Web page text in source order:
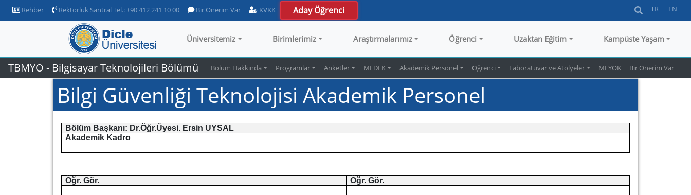
Rehber Rektörlük Santral Tel.: +90 412 241 10 00 Bir Önerim Var KVKK Aday Öğrenci TR EN
Üniversitemiz Birimlerimiz Araştırmalarımız Öğrenci Uzaktan Eğitim Kampüste Yaşam
TBMYO - Bilgisayar Teknolojileri Bölümü Bölüm Hakkında Programlar Anketler MEDEK Akademik Personel Öğrenci Laboratuvar ve Atölyeler MEYOK Bir Önerim Var
Bilgi Güvenliği Teknolojisi Akademik Personel
Bölüm Başkanı: Dr.Öğr.Üyesi. Ersin UYSAL
Akademik Kadro
Öğr. Gör. Öğr. Gör.